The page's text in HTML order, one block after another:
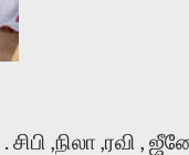
,நிலா ,ரவி ,